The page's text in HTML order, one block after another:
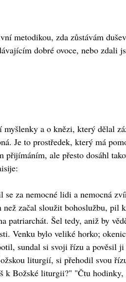
metodikou, zda zůstávám
dobré ovoce, nebo zdali
a o knězi, který dělal
Je to prostředek, který má
ale přesto dosáhl
za nemocné lidi a nemocná
začal sloužit bohoslužbu,
patriarchát. Šel tedy, aniž by
Venku bylo veliké horko;
sundal si svoji řízu a
liturgií, si přehodil svou
k Božské liturgii?" "Čtu